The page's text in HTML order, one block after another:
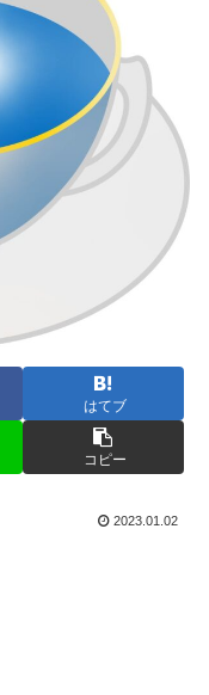
はてブ
コピー
2023.01.02